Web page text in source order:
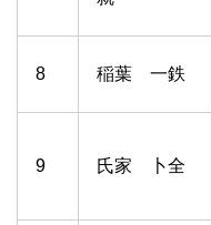
8 稲葉 一鉄
9 氏家 卜全